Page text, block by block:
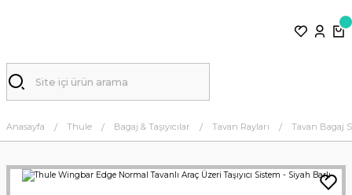
Anasayfa Thule Bagaj & Taşıyıcılar Tavan Rayları Tavan Bagaj